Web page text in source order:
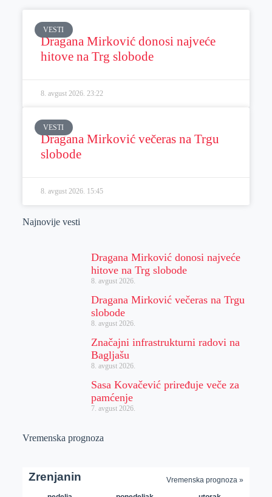
VESTI
Dragana Mirković donosi najveće
hitove na Trg slobode
8. avgust 2026. 23:22
VESTI
Dragana Mirković večeras na Trgu
slobode
8. avgust 2026. 15:45
Najnovije vesti
Dragana Mirković donosi najveće
hitove na Trg slobode
8. avgust 2026.
Dragana Mirković večeras na Trgu
slobode
8. avgust 2026.
Značajni infrastrukturni radovi na
Bagljašu
8. avgust 2026.
Sasa Kovačević priređuje veče za
pamćenje
7. avgust 2026.
Vremenska prognoza